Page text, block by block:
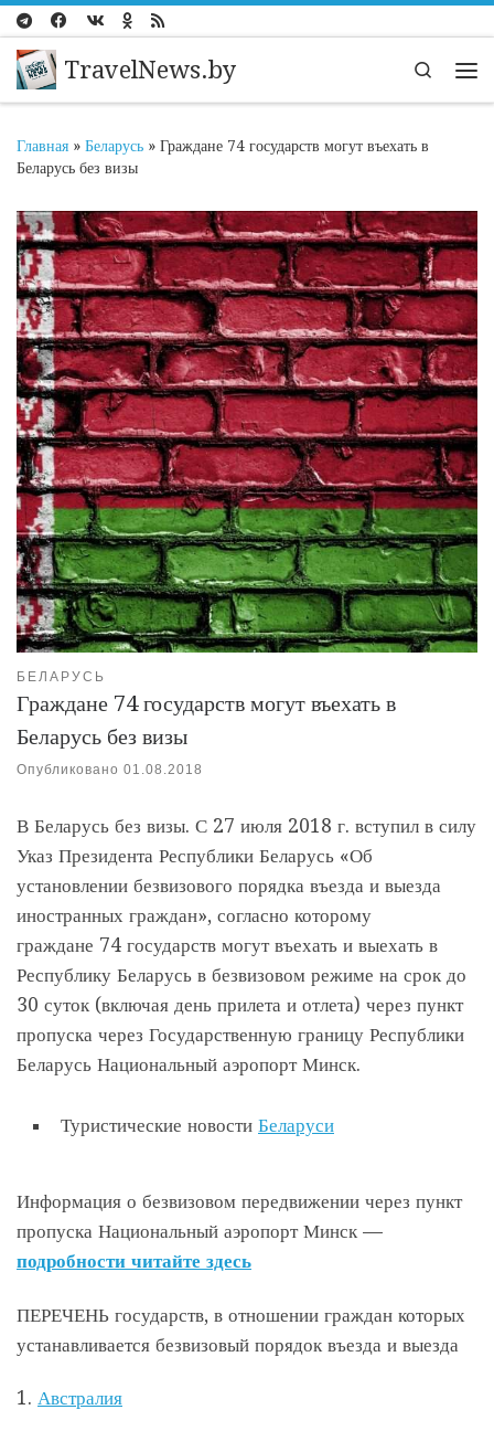
Перейти к содержимому
TravelNews.by
Search
Главная » Беларусь » Граждане 74 государств могут въехать в
Беларусь без визы
БЕЛАРУСЬ
Граждане 74 государств могут въехать в
Беларусь без визы
Опубликовано 01.08.2018
В Беларусь без визы. С 27 июля 2018 г. вступил в силу
Указ Президента Республики Беларусь «Об
установлении безвизового порядка въезда и выезда
иностранных граждан», согласно которому
граждане 74 государств могут въехать и выехать в
Республику Беларусь в безвизовом режиме на срок до
30 суток (включая день прилета и отлета) через пункт
пропуска через Государственную границу Республики
Беларусь Национальный аэропорт Минск.
Туристические новости Беларуси
Информация о безвизовом передвижении через пункт
пропуска Национальный аэропорт Минск —
подробности читайте здесь
ПЕРЕЧЕНЬ государств, в отношении граждан которых
устанавливается безвизовый порядок въезда и выезда
1. Австралия